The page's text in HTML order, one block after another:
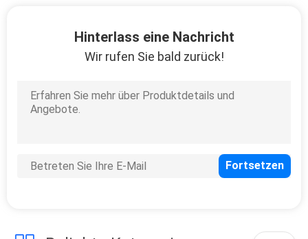
Hinterlass eine Nachricht
Wir rufen Sie bald zurück!